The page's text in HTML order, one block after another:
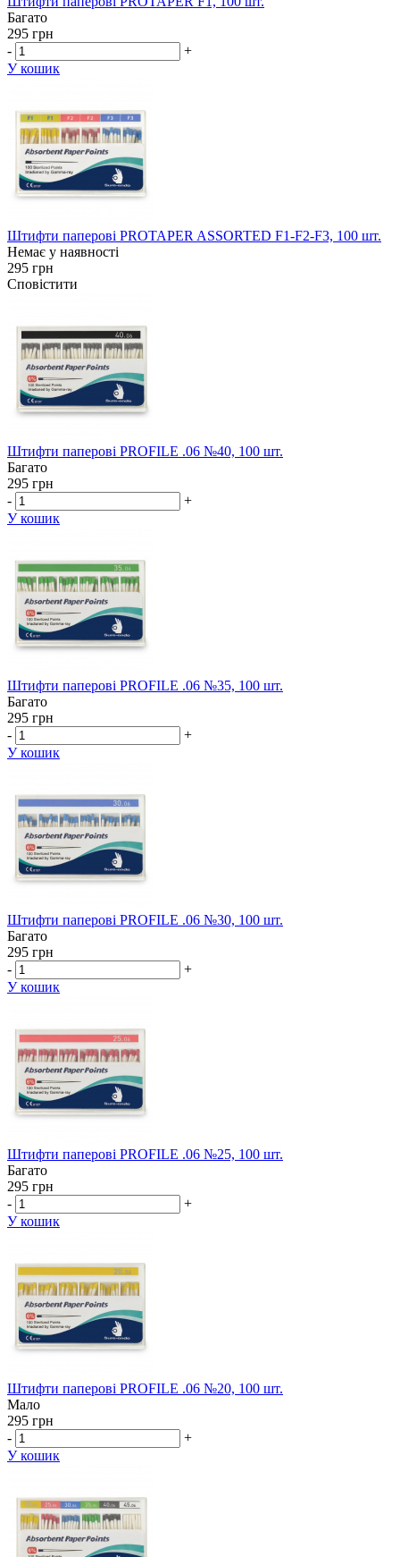
Багато
295 грн
-
+
У кошик
Штифти паперові PROTAPER ASSORTED F1-F2-F3, 100 шт.
Немає у наявності
295 грн
Сповістити
Штифти паперові PROFILE .06 №40, 100 шт.
Багато
295 грн
-
+
У кошик
Штифти паперові PROFILE .06 №35, 100 шт.
Багато
295 грн
-
+
У кошик
Штифти паперові PROFILE .06 №30, 100 шт.
Багато
295 грн
-
+
У кошик
Штифти паперові PROFILE .06 №25, 100 шт.
Багато
295 грн
-
+
У кошик
Штифти паперові PROFILE .06 №20, 100 шт.
Мало
295 грн
-
+
У кошик